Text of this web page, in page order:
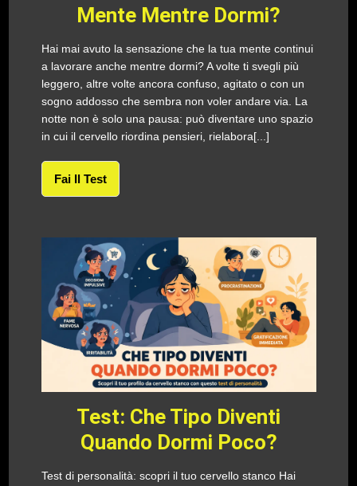
Mente Mentre Dormi?
Hai mai avuto la sensazione che la tua mente continui
a lavorare anche mentre dormi? A volte ti svegli più
leggero, altre volte ancora confuso, agitato o con un
sogno addosso che sembra non voler andare via. La
notte non è solo una pausa: può diventare uno spazio
in cui il cervello riordina pensieri, rielabora[...]
Fai Il Test
Test: Che Tipo Diventi
Quando Dormi Poco?
Test di personalità: scopri il tuo cervello stanco Hai